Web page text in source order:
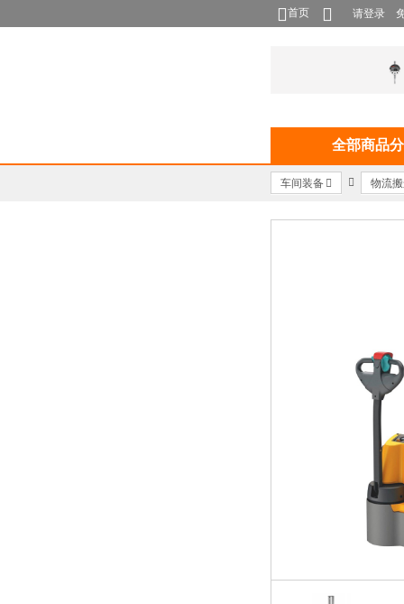
首页 请登录
全部商品
车间装备 物流